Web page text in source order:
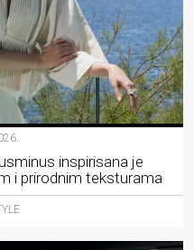
inspirisana je
i prirodnim teksturama